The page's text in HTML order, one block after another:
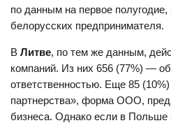
по данным на первое
белорусских предпринимателя.
В Литве, по тем же данным,
компаний. Из них 656 (77%) —
ответственностью. Еще 85
партнерства», форма ООО,
бизнеса. Однако если в Польше